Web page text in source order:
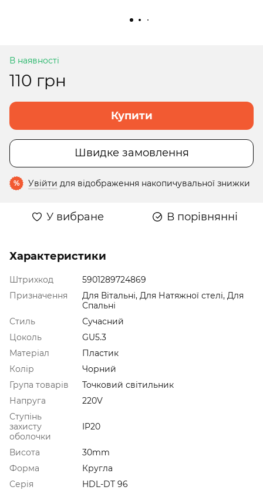
В наявності
110 грн
Купити
Швидке замовлення
% Увійти для відображення накопичувальної знижки
У вибране В порівнянні
Характеристики
Штрихкод
5901289724869
Призначення
Для Вітальні, Для Натяжної стелі, Для
Спальні
Стиль
Сучасний
Цоколь
GU5.3
Матеріал
Пластик
Колір
Чорний
Група товарів
Точковий світильник
Напруга
220V
Ступінь
захисту
оболочки
IP20
Висота
30mm
Форма
Кругла
Серія
HDL-DT 96